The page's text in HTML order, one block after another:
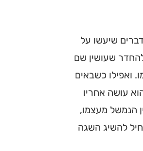
שיעשו על
שעושין שם
ואפילו כשבאים
עושה אחריו
הנמשל מעצמו,
להשיג השגה